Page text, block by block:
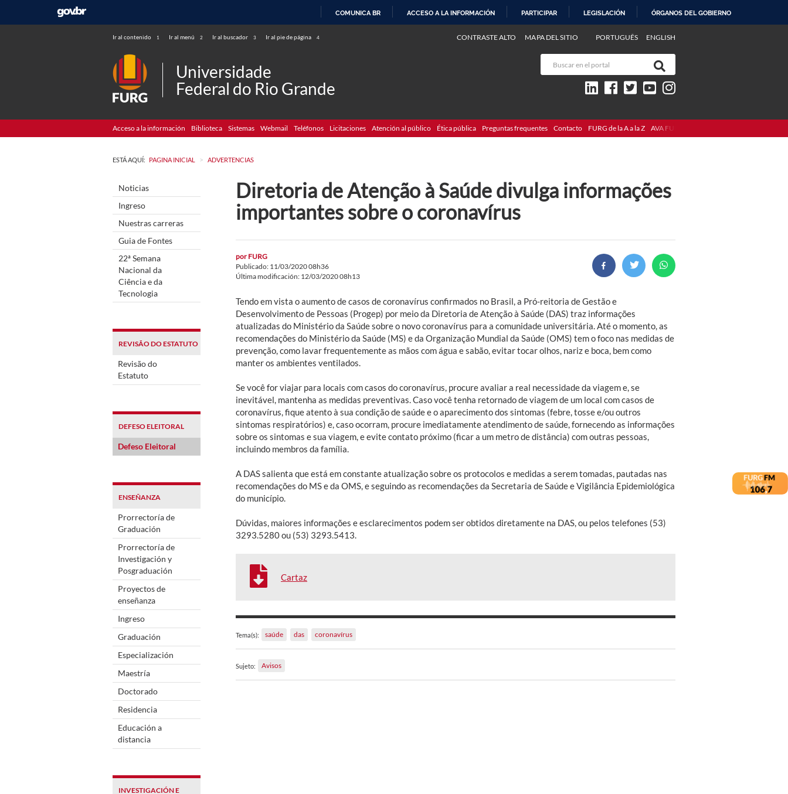
COMUNICA BR ACCESO A LA INFORMACIÓN PARTICIPAR LEGISLACIÓN ÓRGANOS DEL GOBIERNO
Ir al contenido 1 Ir al menú 2 Ir al buscador 3 Ir al pie de página 4 PORTUGUÊS ENGLISH
CONTRASTE ALTO MAPA DEL SITIO
Universidade
Federal do Rio Grande
Acceso a la información Biblioteca Sistemas Webmail Teléfonos Licitaciones Atención al público Ética pública Preguntas frequentes Contacto FURG de la A a la Z AVA FURG
ESTÁ AQUÍ: PAGINA INICIAL > ADVERTENCIAS
Noticias
Ingreso
Nuestras carreras
Guia de Fontes
22ª Semana
Nacional da
Ciência e da
Tecnologia
REVISÃO DO ESTATUTO
Revisão do
Estatuto
DEFESO ELEITORAL
Defeso Eleitoral
ENSEÑANZA
Prorrectoría de
Graduación
Prorrectoría de
Investigación y
Posgraduación
Proyectos de
enseñanza
Ingreso
Graduación
Especialización
Maestría
Doctorado
Residencia
Educación a
distancia
INVESTIGACIÓN E
Diretoria de Atenção à Saúde divulga informações
importantes sobre o coronavírus
por FURG
Publicado: 11/03/2020 08h36
Última modificación: 12/03/2020 08h13
Tendo em vista o aumento de casos de coronavírus confirmados no Brasil, a Pró-reitoria de Gestão e
Desenvolvimento de Pessoas (Progep) por meio da Diretoria de Atenção à Saúde (DAS) traz informações
atualizadas do Ministério da Saúde sobre o novo coronavírus para a comunidade universitária. Até o momento, as
recomendações do Ministério da Saúde (MS) e da Organização Mundial da Saúde (OMS) tem o foco nas medidas de
prevenção, como lavar frequentemente as mãos com água e sabão, evitar tocar olhos, nariz e boca, bem como
manter os ambientes ventilados.
Se você for viajar para locais com casos do coronavírus, procure avaliar a real necessidade da viagem e, se
inevitável, mantenha as medidas preventivas. Caso você tenha retornado de viagem de um local com casos de
coronavírus, fique atento à sua condição de saúde e o aparecimento dos sintomas (febre, tosse e/ou outros
sintomas respiratórios) e, caso ocorram, procure imediatamente atendimento de saúde, fornecendo as informações
sobre os sintomas e sua viagem, e evite contato próximo (ficar a um metro de distância) com outras pessoas,
incluindo membros da família.
A DAS salienta que está em constante atualização sobre os protocolos e medidas a serem tomadas, pautadas nas
recomendações do MS e da OMS, e seguindo as recomendações da Secretaria de Saúde e Vigilância Epidemiológica
do município.
Dúvidas, maiores informações e esclarecimentos podem ser obtidos diretamente na DAS, ou pelos telefones (53)
3293.5280 ou (53) 3293.5413.
Cartaz
Tema(s): saúde das coronavírus
Sujeto: Avisos